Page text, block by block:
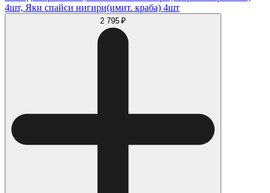
4шт, Яки спайси нигири(имит. краба) 4шт
2 795 ₽